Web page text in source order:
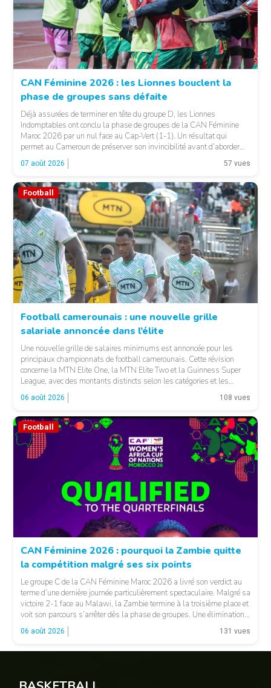
CAN Féminine 2026 : les Lionnes bouclent la
phase de groupes sans défaite
Déjà assurées de terminer en tête du groupe D, les Lionnes
Indomptables ont conclu la phase de groupes de la CAN Féminine
Maroc 2026 par un nul face au Cap-Vert (1-1). Un résultat qui
permet au Cameroun de préserver son invincibilité avant d’aborder
les choses sérieuses. Les Camerounaises ont rapidement pris le
contrôle des opérations […]
07 août 2026 57 vues
Football
Football camerounais : une nouvelle grille
salariale annoncée dans l’élite
Une nouvelle grille de salaires minimums est annoncée pour les
principaux championnats de football camerounais. Cette révision
concerne la MTN Elite One, la MTN Elite Two et la Guinness Super
League, avec des montants distincts selon les catégories et les
fonctions. LA SUITE APRÈS LA PUBLICITÉ Selon les informations
relayées par Allez Les Lions, […]
06 août 2026 108 vues
Football
CAN Féminine 2026 : pourquoi la Zambie quitte
la compétition malgré ses six points
Le groupe C de la CAN Féminine Maroc 2026 a livré son verdict au
terme d’une dernière journée particulièrement spectaculaire. Malgré sa
victoire 2-1 face au Malawi, la Zambie termine à la troisième place et
voit son parcours s’arrêter dès la phase de groupes. Une élimination
qui peut surprendre au regard du classement général : […]
06 août 2026 131 vues